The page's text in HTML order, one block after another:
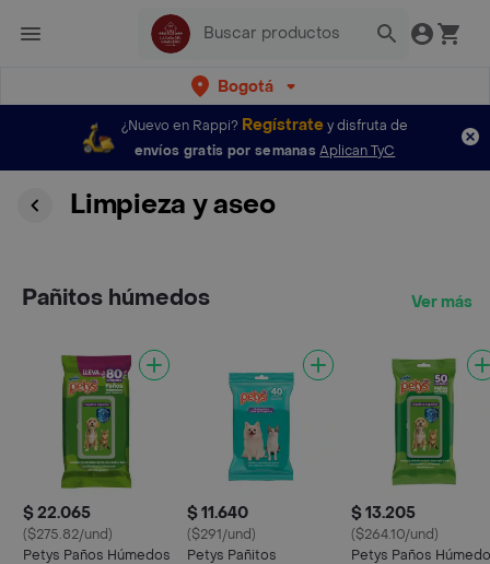
Bogotá
¿Nuevo en Rappi? Regístratey disfruta de
envíos gratis por semanas Aplican TyC
Limpieza y aseo
Pañitos húmedos Ver más
$ 22.065
($275.82/und)
Petys Paños Húmedos
$ 11.640
($291/und)
Petys Pañitos
$ 13.205
($264.10/und)
Petys Paños